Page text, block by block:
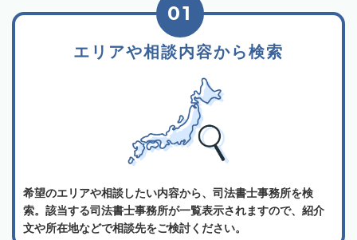
エリアや相談内容から検索
01
希望のエリアや相談したい内容から、司法書士事務所を検
索。該当する司法書士事務所が一覧表示されますので、紹介
文や所在地などで相談先をご検討ください。